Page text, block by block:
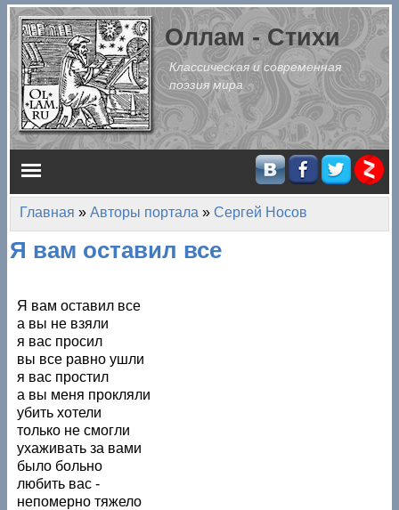
Перейти к основному содержанию
Оллам - Стихи
Классическая и современная
поэзия мира
Главное меню
Вы здесь
Главная » Авторы портала » Сергей Носов
Я вам оставил все
Я вам оставил все
а вы не взяли
я вас просил
вы все равно ушли
я вас простил
а вы меня прокляли
убить хотели
только не смогли
ухаживать за вами
было больно
любить вас -
непомерно тяжело